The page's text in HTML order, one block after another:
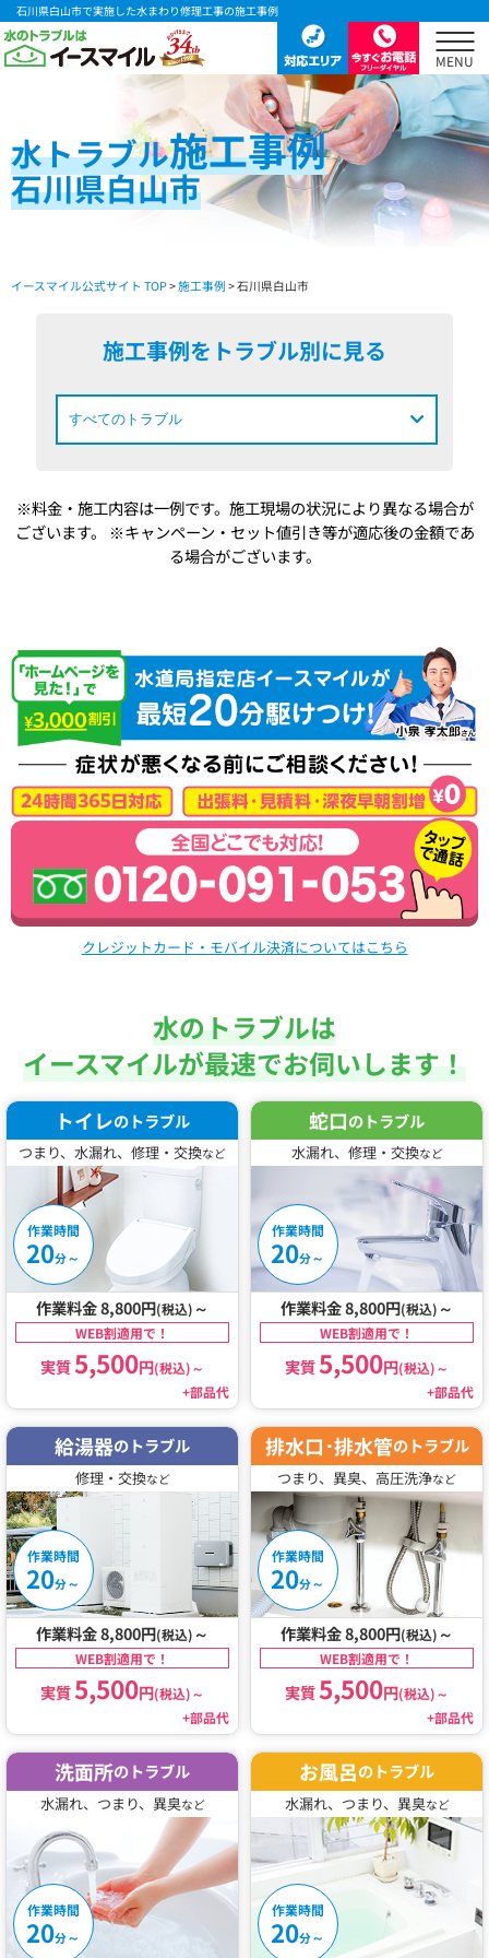
石川県白山市で実施した水まわり修理工事の施工事例
水トラブル施工事例
石川県白山市
イースマイル公式サイト TOP>施工事例 > 石川県白山市
施工事例をトラブル別に見る
※料金・施工内容は一例です。施工現場の状況により異なる場合が
ございます。
※キャンペーン・セット値引き等が適応後の金額であ
る場合がございます。
クレジットカード・モバイル決済についてはこちら
水のトラブルは
イースマイルが最速でお伺いします！
トイレのトラブル
つまり、水漏れ、修理・交換など
作業時間
20分～
作業料金 8,800円(税込) ～
WEB割適用で！
実質5,500円(税込)～
+部品代
蛇口のトラブル
水漏れ、修理・交換など
作業時間
20分～
作業料金 8,800円(税込) ～
WEB割適用で！
実質5,500円(税込)～
+部品代
給湯器のトラブル
修理・交換など
作業時間
20分～
作業料金 8,800円(税込) ～
WEB割適用で！
実質5,500円(税込)～
+部品代
排水口･排水管のトラブル
つまり、異臭、高圧洗浄など
作業時間
20分～
作業料金 8,800円(税込) ～
WEB割適用で！
実質5,500円(税込)～
+部品代
洗面所のトラブル
水漏れ、つまり、異臭など
作業時間
20分～
お風呂のトラブル
水漏れ、つまり、異臭など
作業時間
20分～